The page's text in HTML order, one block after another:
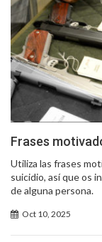
Frases
Utiliza las frases
suicidio, así que os
de alguna persona.
Oct 10, 2025